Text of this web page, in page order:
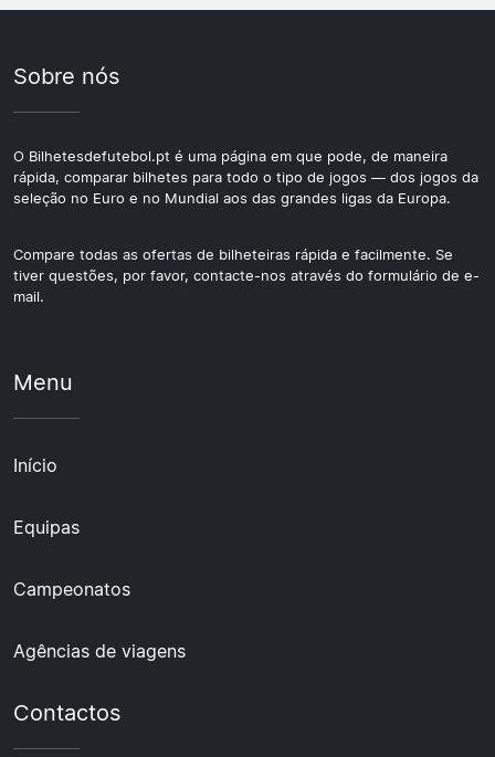
Sobre nós
O Bilhetesdefutebol.pt é uma página em que pode, de maneira
rápida, comparar bilhetes para todo o tipo de jogos — dos jogos da
seleção no Euro e no Mundial aos das grandes ligas da Europa.
Compare todas as ofertas de bilheteiras rápida e facilmente. Se
tiver questões, por favor, contacte-nos através do formulário de e-
mail.
Menu
Início
Equipas
Campeonatos
Agências de viagens
Contactos